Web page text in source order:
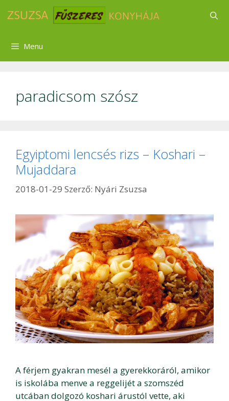
Menu
paradicsom szósz
Egyiptomi lencsés rizs – Koshari –
Mujaddara
2018-01-29 Szerző: Nyári Zsuzsa
A férjem gyakran mesél a gyerekkoráról, amikor
is iskolába menve a reggelijét a szomszéd
utcában dolgozó koshari árustól vette, aki